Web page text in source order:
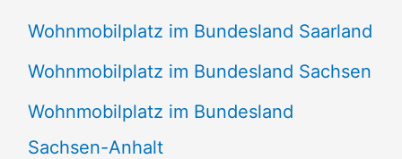
Wohnmobilplatz im Bundesland Saarland
Wohnmobilplatz im Bundesland Sachsen
Wohnmobilplatz im Bundesland
Sachsen-Anhalt